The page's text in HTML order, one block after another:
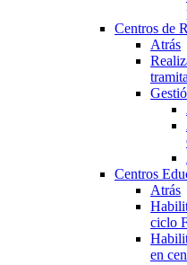
Centros de
Atrás
Centros
Atrás
ciclo
en